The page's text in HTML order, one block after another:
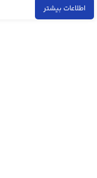
اطلاعات بیشتر